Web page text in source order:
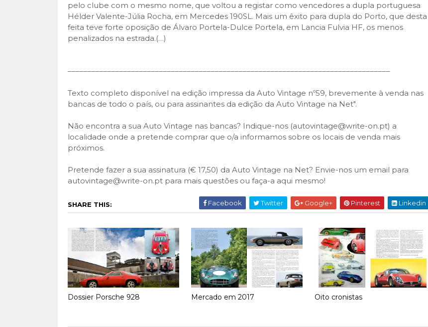
pelo clube com o mesmo nome, que voltou a registar como vencedores a dupla portuguesa
Hélder Valente-Júlia Rocha, em Mercedes 190SL. Mais um êxito para dupla do Porto, que desta
feita teve forte oposição de Álvaro Portela-Dulce Portela, em Lancia Fulvia HF, os menos
penalizados na estrada.(…)
–––––––––––––––––––––––––––––––––––––––––––––––––––––––––––––––––––––––––––––––––
Texto completo disponível na edição impressa da Auto Vintage nº59, brevemente à venda nas
bancas de todo o país, ou para assinantes da edição da Auto Vintage na Net".
Não encontra a sua Auto Vintage nas bancas? Indique-nos (autovintage@write-on.pt) a
localidade onde a pretende comprar que o/a informamos sobre os locais de venda mais
próximos.
Pretende fazer a sua assinatura (€ 17,50) da Auto Vintage na Net? Envie-nos um email para
autovintage@write-on.pt para mais questões ou faça-a aqui mesmo!
SHARE THIS: Facebook Twitter Google+ Pinterest Linkedin
Dossier Porsche 928 Mercado em 2017 Oito cronistas